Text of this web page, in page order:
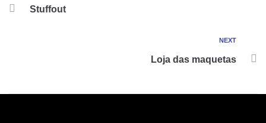
Stuffout
NEXT
Loja das maquetas